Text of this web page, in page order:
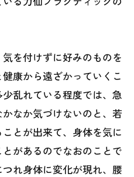
を付けずに好みのものを
康から遠ざかっていくこ
乱れている程度では、急
なか気づけないのと、若
とが出来て、身体を気に
があるのでなおのことで
れ身体に変化が現れ、腰